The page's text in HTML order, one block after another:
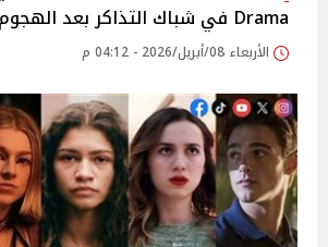
Drama في شباك التذاكر بعد الهجوم الشرس عليه
الأربعاء 08/أبريل/2026 - 04:12 م